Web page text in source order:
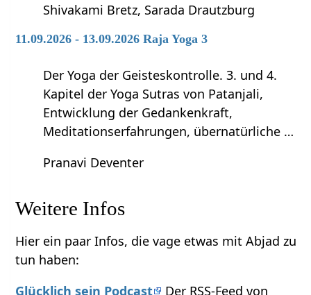
Shivakami Bretz, Sarada Drautzburg
11.09.2026 - 13.09.2026 Raja Yoga 3
Der Yoga der Geisteskontrolle. 3. und 4.
Kapitel der Yoga Sutras von Patanjali,
Entwicklung der Gedankenkraft,
Meditationserfahrungen, übernatürliche …
Pranavi Deventer
Weitere Infos
Hier ein paar Infos, die vage etwas mit Abjad zu
tun haben:
Glücklich sein Podcast
Der RSS-Feed von